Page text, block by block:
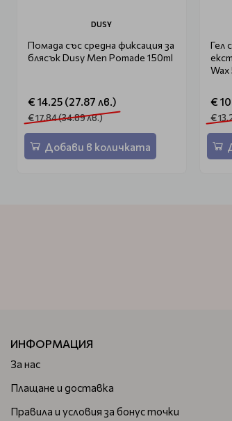
DUSY
Помада със средна фиксация за
блясък Dusy Men Pomade 150ml
€ 14.25 (27.87 лв.)
€ 17.84 (34.89 лв.)
Добави в количката
Гел
Wax
€
€
ИНФОРМАЦИЯ
За нас
Плащане и доставка
Правила и условия за бонус точки